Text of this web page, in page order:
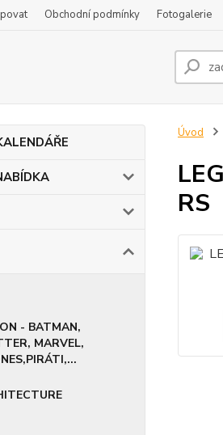
Obchodní podmínky Fotogalerie
- BATMAN,
MARVEL,
Úvod
RS